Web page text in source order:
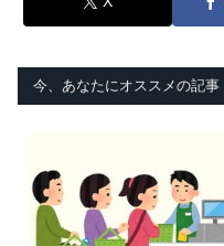
今、あなたにオススメの記事